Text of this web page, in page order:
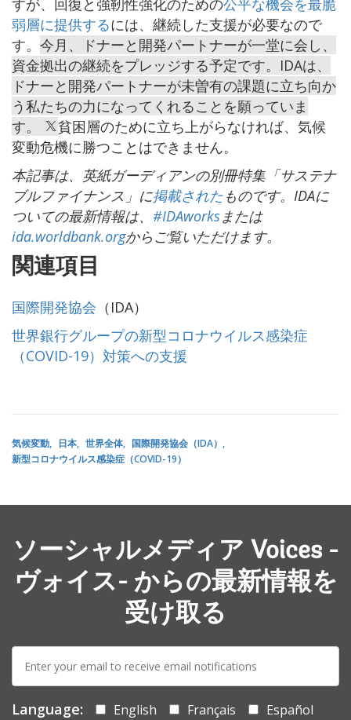
すが、回復と強靭性強化のための公平な機会を最脆
弱層に提供するには、継続した支援が必要なので
す。 今月、ドナーと開発パートナーが一堂に会し、
資金拠出の継続をプレッジする予定です。IDAは、
ドナーと開発パートナーが未曽有の課題に立ち向か
う私たちの力になってくれることを願っていま
す。
貧困層のために立ち上がらなければ、気候
変動危機に勝つことはできません。
本記事は、英紙ガーディアンの別冊特集「サステナ
ブルファイナンス」に掲載されたものです。IDAに
ついての最新情報は、 #IDAworksまたは
ida.worldbank.orgからご覧いただけます。
関連項目
国際開発協会 （IDA）
世界銀行グループの新型コロナウイルス感染症
（COVID-19）対策への支援
気候変動 日本 世界全体
国際開発協会（IDA）
新型コロナウイルス感染症（COVID-19）
ソーシャルメディア Voices -
ヴォイス- からの最新情報を
受け取る
mail:
Language: English Français
Español